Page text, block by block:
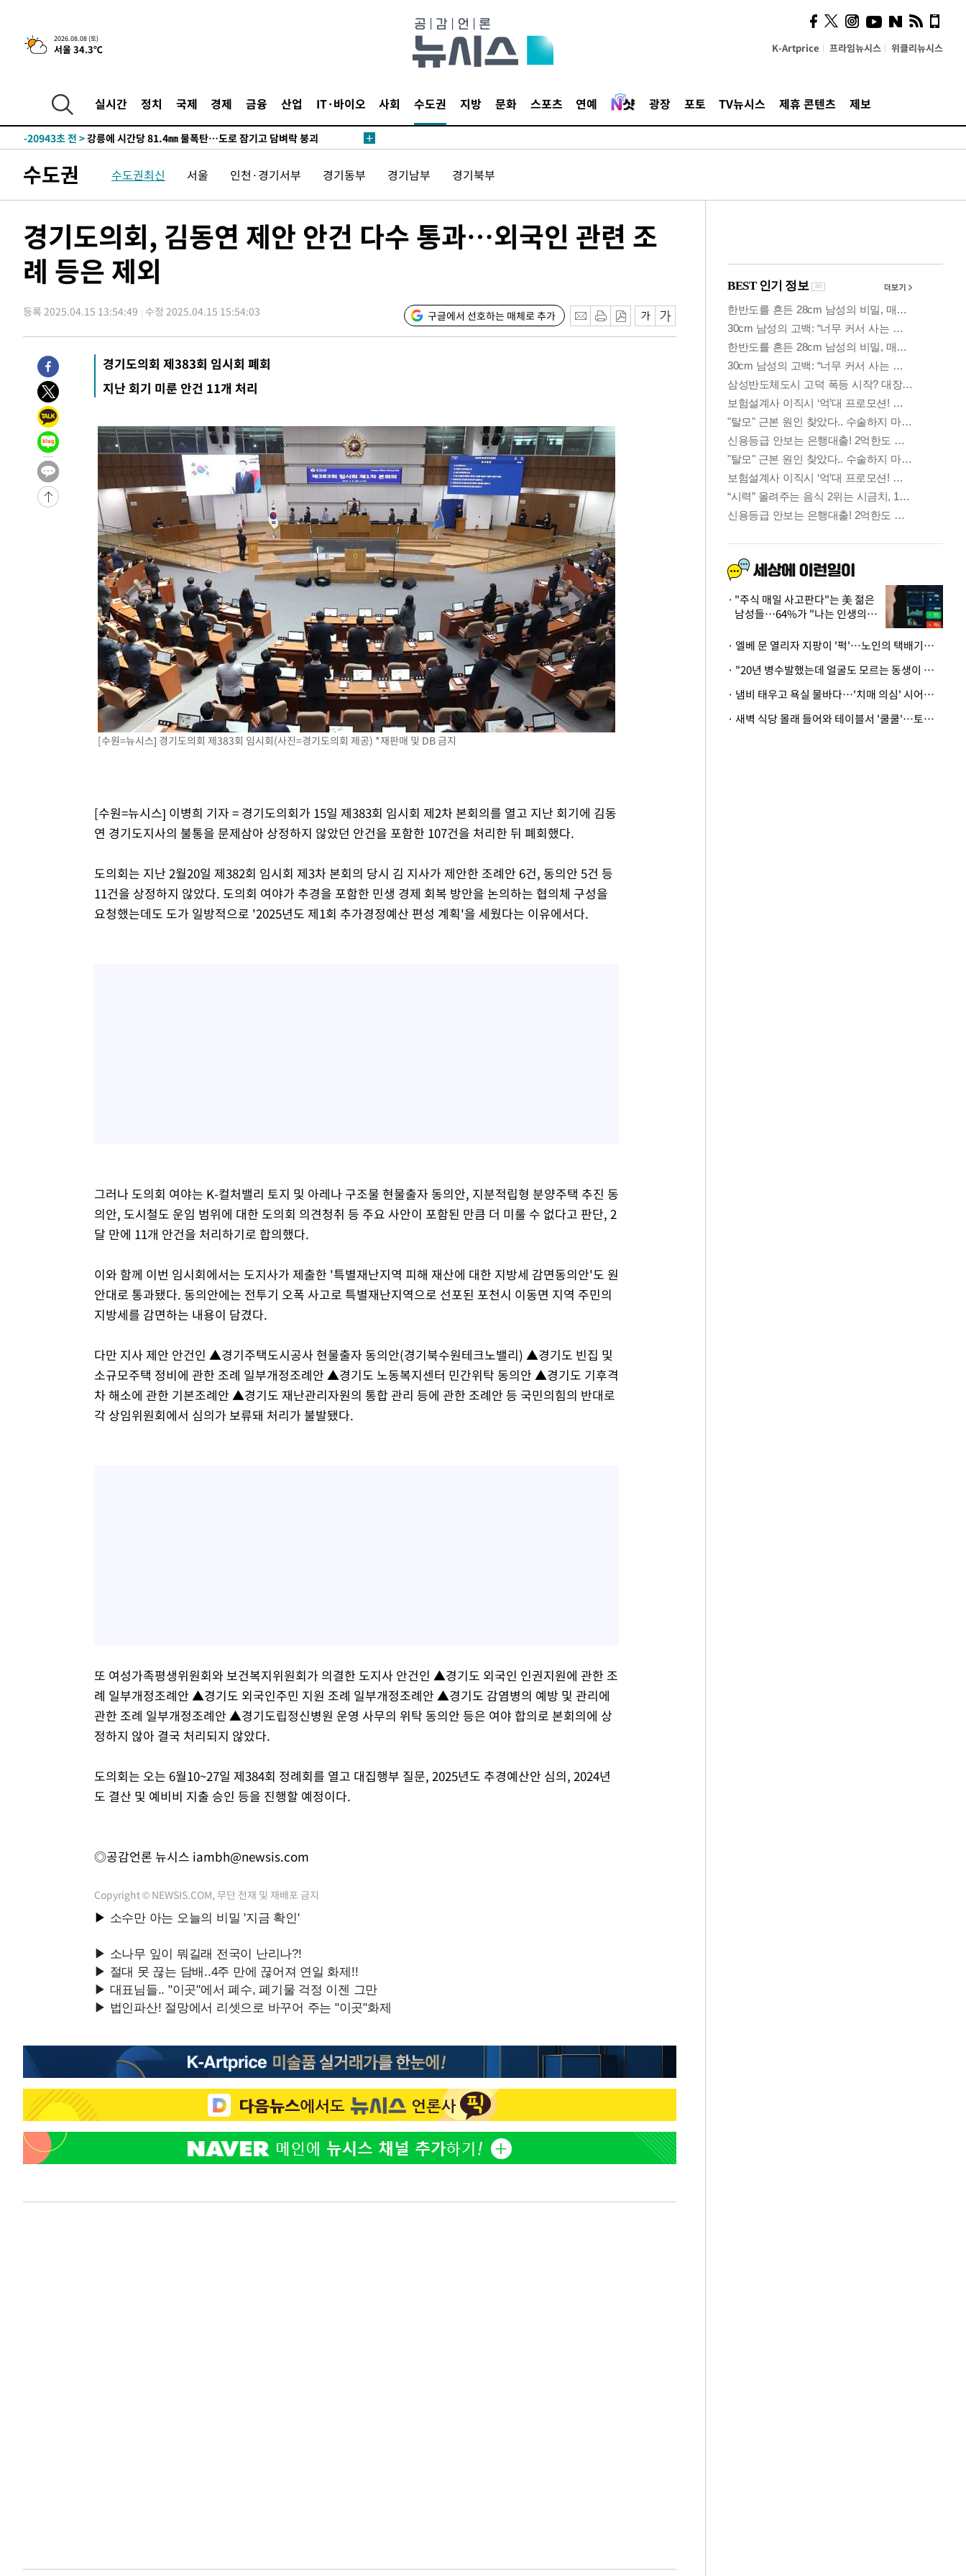
2026.08.08 (토)
서울 34.3℃ K-Artprice 프라임뉴시스 위클리뉴시스
실시간 정치 국제 경제 금융 산업 IT·바이오 사회 수도권 지방 문화 스포츠 연예 광장 포토 TV뉴시스 제휴 콘텐츠 제보
-28977초 전 >낮 최고 35도 '무더위'…동해안 시간당 30㎜ '강한 비'[내일날씨]
-28247초 전 >[속보]이강인 "감독님이 원하는 마음 느꼈고, 많은 트로피 원해 아
-26998초 전 >
온열질환 사망자 3명 늘어…누적 환자 3000명 돌파
-20943초 전 >
-17050초 전 >백운산서 80년근 천종산삼 9뿌리 발견…감정가 1.3억원
-12294초 전 >
남자 농구, 나고야 아시안게임서 '홈팀' 일본과 한일전
-11670초 전 >여수 오동도 해상서 모터보트 전복…1명 사망·1명 실종
주 날씨]
-4915초 전 >축구협회 "압수수색·성접대 논란 사과…쇄신의 기회로 삼겠다"
-3432초 전 > [속보]'압수수색·성접대 논란' 축구협회 "실망과 걱정 안겨드려 죄
송"
2시간 전 >'최고 37도' 폭염 지속…강원동해안 최대 150㎜ 비
-28977초 전 >낮 최고 35도 '무더위'…동해안 시간당 30㎜ '강한 비'[내일날씨]
-28247초 전 >[속보]이강인 "감독님이 원하는 마음 느꼈고, 많은 트로피 원해 아
틀레티코 이적"
-28029초 전 >
수도권 40도 육박 '펄펄'…동해안 일부 지역엔 호의주의보
-26998초 전 >
온열질환 사망자 3명 늘어…누적 환자 3000명 돌파
-20943초 전 >
강릉에 시간당 81.4㎜ 물폭탄…도로 잠기고 담벼락 붕괴
-17050초 전 >
-14760초 전 >
선재도서 해루질 나섰다 실종 60대, 닷새 만에 숨진 채 발견
-12294초 전 >
남자 농구, 나고야 아시안게임서 '홈팀' 일본과 한일전
-11670초 전 >
여수 오동도 해상서 모터보트 전복…1명 사망·1명 실종
-7897초 전 >
극한폭염 한풀 꺾이지만…'낮 최고 35도' 무더위, 열대야 계속[다음
축구협회 "압수수색·성접대 논란 사과…쇄신의 기회로 삼겠다"
[속보]'압수수색·성접대 논란' 축구협회 "실망과 걱정 안겨드려 죄
'최고 37도' 폭염 지속…강원동해안 최대 150㎜ 비
[속보]뉴욕증시 상승 마감…S&P 0.6% 나스닥 1.3%↑
수도권 수도권최신 서울 인천·경기서부 경기동부 경기남부 경기북부
경기도의회, 김동연 제안 안건 다수 통과…외국인 관련 조
례 등은 제외
등록 2025.04.15 13:54:49 수정 2025.04.15 15:54:03 구글에서 선호하는 매체로 추가
경기도의회 제383회 임시회 폐회
지난 회기 미룬 안건 11개 처리
[수원=뉴시스] 경기도의회 제383회 임시회(사진=경기도의회 제공) *재판매 및 DB 금지
[수원=뉴시스] 이병희 기자 = 경기도의회가 15일 제383회 임시회 제2차 본회의를 열고 지난 회기에 김동
연 경기도지사의 불통을 문제삼아 상정하지 않았던 안건을 포함한 107건을 처리한 뒤 폐회했다.
도의회는 지난 2월20일 제382회 임시회 제3차 본회의 당시 김 지사가 제안한 조례안 6건, 동의안 5건 등
11건을 상정하지 않았다. 도의회 여야가 추경을 포함한 민생 경제 회복 방안을 논의하는 협의체 구성을
요청했는데도 도가 일방적으로 '2025년도 제1회 추가경정예산 편성 계획'을 세웠다는 이유에서다.
그러나 도의회 여야는 K-컬처밸리 토지 및 아레나 구조물 현물출자 동의안, 지분적립형 분양주택 추진 동
의안, 도시철도 운임 범위에 대한 도의회 의견청취 등 주요 사안이 포함된 만큼 더 미룰 수 없다고 판단, 2
달 만에 11개 안건을 처리하기로 합의했다.
이와 함께 이번 임시회에서는 도지사가 제출한 '특별재난지역 피해 재산에 대한 지방세 감면동의안'도 원
안대로 통과됐다. 동의안에는 전투기 오폭 사고로 특별재난지역으로 선포된 포천시 이동면 지역 주민의
지방세를 감면하는 내용이 담겼다.
다만 지사 제안 안건인 ▲경기주택도시공사 현물출자 동의안(경기북수원테크노밸리) ▲경기도 빈집 및
소규모주택 정비에 관한 조례 일부개정조례안 ▲경기도 노동복지센터 민간위탁 동의안 ▲경기도 기후격
차 해소에 관한 기본조례안 ▲경기도 재난관리자원의 통합 관리 등에 관한 조례안 등 국민의힘의 반대로
각 상임위원회에서 심의가 보류돼 처리가 불발됐다.
또 여성가족평생위원회와 보건복지위원회가 의결한 도지사 안건인 ▲경기도 외국인 인권지원에 관한 조
례 일부개정조례안 ▲경기도 외국인주민 지원 조례 일부개정조례안 ▲경기도 감염병의 예방 및 관리에
관한 조례 일부개정조례안 ▲경기도립정신병원 운영 사무의 위탁 동의안 등은 여야 합의로 본회의에 상
정하지 않아 결국 처리되지 않았다.
도의회는 오는 6월10~27일 제384회 정례회를 열고 대집행부 질문, 2025년도 추경예산안 심의, 2024년
도 결산 및 예비비 지출 승인 등을 진행할 예정이다.
◎공감언론 뉴시스 iambh@newsis.com
Copyright © NEWSIS.COM, 무단 전재 및 재배포 금지
사이 해답 찾았죠"…알을
깨고 나온 '초자아'
"주식 매일 사고판다"는 美 젊은
남성들…64%가 "나는 인생의
· 엘베 문 열리자 지팡이 '퍽'…노인의 택배기사 폭행 이유
· "20년 병수발했는데 얼굴도 모르는 동생이 유산 절반을"…배다른 형제 상속권 있을까
· 냄비 태우고 욕실 물바다…'치매 의심' 시어머니 검사 권유했다가 '날벼락'
· 새벽 식당 몰래 들어와 테이블서 '쿨쿨'…토사물 남기고 사라진 남성